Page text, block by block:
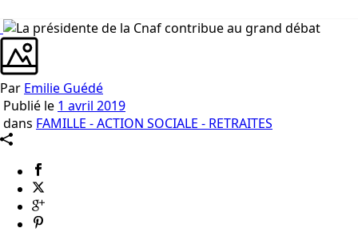
Par Emilie Guédé
Publié le 1 avril 2019
dans FAMILLE - ACTION SOCIALE - RETRAITES